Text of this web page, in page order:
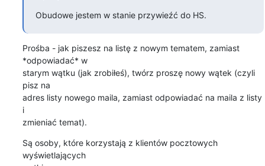
Obudowe jestem w stanie przywieźć do HS.
Prośba - jak piszesz na listę z nowym tematem, zamiast
*odpowiadać* w
starym wątku (jak zrobiłeś), twórz proszę nowy wątek (czyli
pisz na
adres listy nowego maila, zamiast odpowiadać na maila z listy
i
zmieniać temat).
Są osoby, które korzystają z klientów pocztowych
wyświetlających